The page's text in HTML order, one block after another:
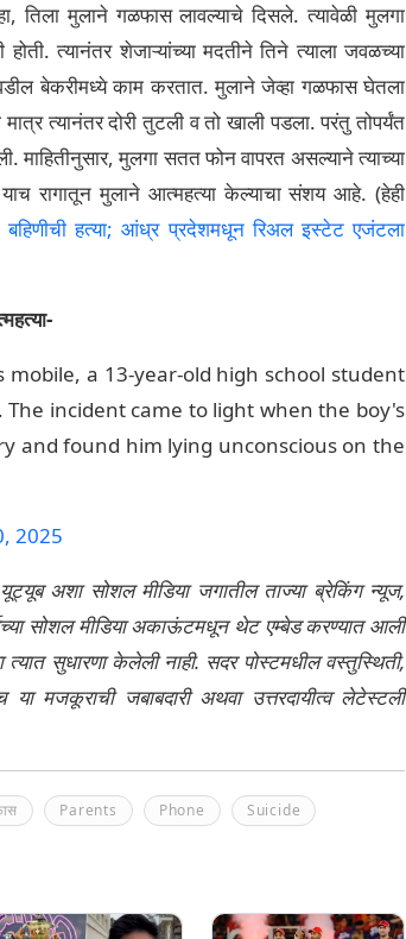
तिला मुलाने गळफास लावल्याचे दिसले. त्यावेळी मुलगा
त्यानंतर शेजाऱ्यांच्या मदतीने तिने त्याला जवळच्या
बेकरीमध्ये काम करतात. मुलाने जेव्हा गळफास घेतला
त्यानंतर दोरी तुटली व तो खाली पडला. परंतु तोपर्यंत
माहितीनुसार, मुलगा सतत फोन वापरत असल्याने त्याच्या
याच रागातून मुलाने आत्महत्या केल्याचा संशय आहे. (हेही
हत्या; आंध्र प्रदेशमधून रिअल इस्टेट एजंटला
a 13-year-old high school student
incident came to light when the boy's
and found him lying unconscious on the
2025
अशा सोशल मीडिया जगातील ताज्या ब्रेकिंग न्यूज,
सोशल मीडिया अकाऊंटमधून थेट एम्बेड करण्यात आली
सुधारणा केलेली नाही. सदर पोस्टमधील वस्तुस्थिती,
मजकूराची जबाबदारी अथवा उत्तरदायीत्व लेटेस्टली
Parents Phone Suicide